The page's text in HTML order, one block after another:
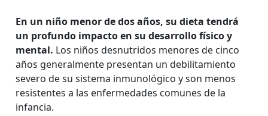
En un niño menor de dos años, su dieta tendrá
un profundo impacto en su desarrollo físico y
mental. Los niños desnutridos menores de cinco
años generalmente presentan un debilitamiento
severo de su sistema inmunológico y son menos
resistentes a las enfermedades comunes de la
infancia.